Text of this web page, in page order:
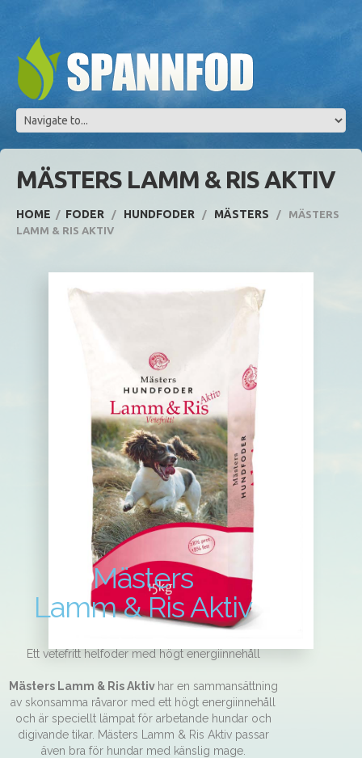
MÄSTERS LAMM & RIS AKTIV
HOME FODER HUNDFODER MÄSTERS
MÄSTERS
LAMM & RIS AKTIV
Mästers
Lamm & Ris Aktiv
Ett vetefritt helfoder med högt energiinnehåll
Mästers Lamm & Ris Aktiv har en sammansättning
av skonsamma råvaror med ett högt energiinnehåll
och är speciellt lämpat för arbetande hundar och
digivande tikar. Mästers Lamm & Ris Aktiv passar
även bra för hundar med känslig mage.